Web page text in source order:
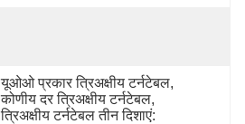
यूओओ प्रकार त्रिअक्षीय टर्नटेबल,
कोणीय दर त्रिअक्षीय टर्नटेबल,
त्रिअक्षीय टर्नटेबल तीन दिशाएं: